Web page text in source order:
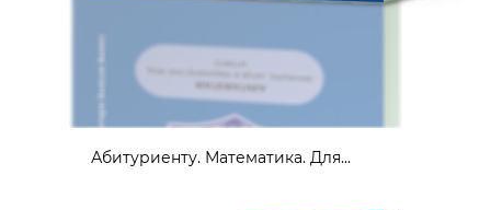
Абитуриенту. Математика. Для...